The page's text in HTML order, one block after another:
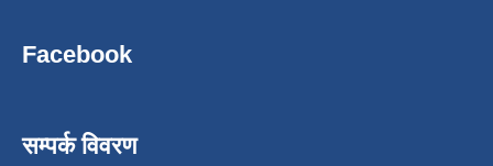
Facebook
सम्पर्क विवरण